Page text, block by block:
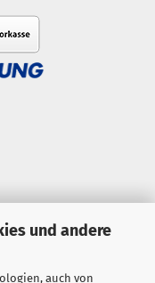
und andere
auch von